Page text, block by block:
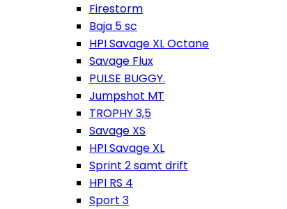
Firestorm
Baja 5 sc
HPI Savage XL Octane
Savage Flux
PULSE BUGGY.
Jumpshot MT
TROPHY 3,5
Savage XS
HPI Savage XL
Sprint 2 samt drift
HPI RS 4
Sport 3